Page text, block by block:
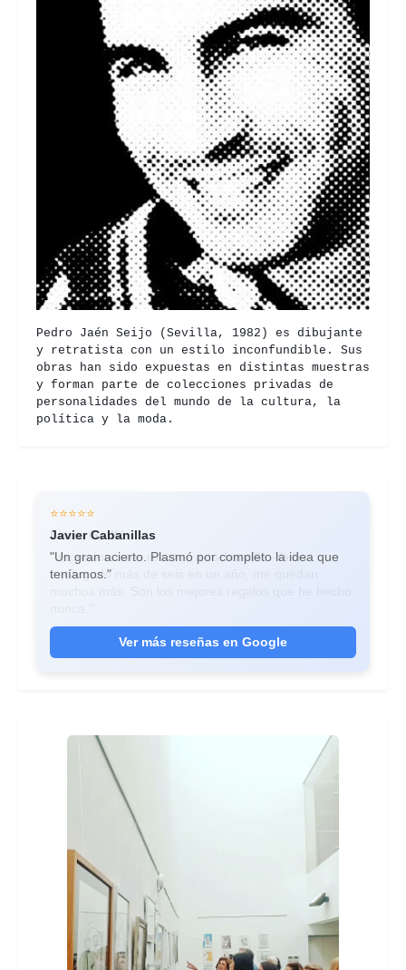
Pedro Jaén Seijo (Sevilla, 1982) es dibujante
y retratista con un estilo inconfundible. Sus
obras han sido expuestas en distintas muestras
y forman parte de colecciones privadas de
personalidades del mundo de la cultura, la
política y la moda.
⭐⭐⭐⭐⭐
Javier Cabanillas
"Un gran acierto. Plasmó por completo la idea que
teníamos."
⭐⭐⭐⭐⭐
Laura Guilló
"Impresionantes retratos a carboncillo. Ya he
encargado más de seis en un año, me quedan
Ver más reseñas en Google